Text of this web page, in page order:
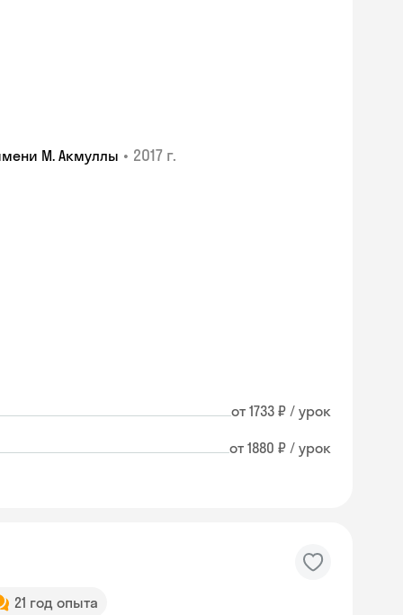
М. Акмуллы • 2017 г.
от 1733 ₽ / урок
от 1880 ₽ / урок
21 год опыта